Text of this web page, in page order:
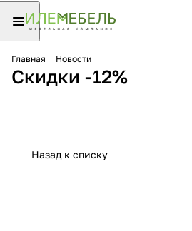
Главная Новости
Скидки -12%
Назад к списку